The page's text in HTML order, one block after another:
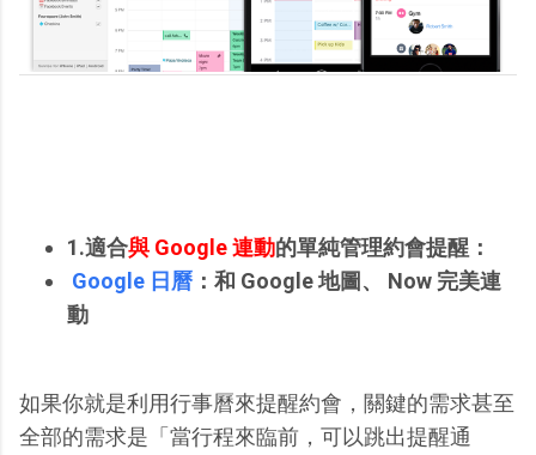
1.適合與 Google 連動的單純管理約會提醒：
Google 日曆 ：和 Google 地圖、 Now 完美連
動
如果你就是利用行事曆來提醒約會，關鍵的需求甚至
全部的需求是「當行程來臨前，可以跳出提醒通